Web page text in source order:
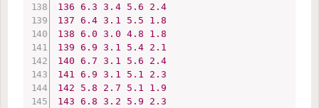
136 6.3 3.4 5.6
2.4
137 6.4 3.1 5.5
1.8
138 6.0 3.0 4.8
1.8
139 6.9 3.1 5.4 2.1
140 6.7 3.1 5.6
2.4
141
6.9 3.1 5.1
2.3
142
5.8 2.7 5.1
1.9
143 6.8 3.2 5.9
2.3